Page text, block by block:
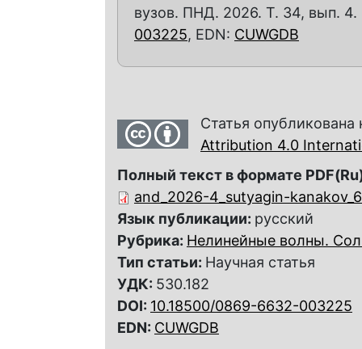
вузов. ПНД. 2026. Т. 34, вып.
003225, EDN: CUWGDB
Статья
Attribution 4.0
Полный текст в формате
and_2026-4_sutyagin-
Язык публикации: русский
Рубрика: Нелинейные волны.
Тип статьи: Научная статья
УДК: 530.182
DOI: 10.18500/0869-6632-003225
EDN: CUWGDB